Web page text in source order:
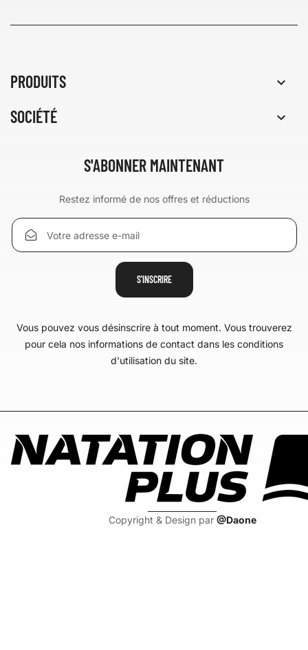
PRODUITS 
SOCIÉTÉ 
S'ABONNER MAINTENANT
Restez informé de nos offres et réductions
Vous pouvez vous désinscrire à tout moment. Vous trouverez
pour cela nos informations de contact dans les conditions
d'utilisation du site.
Copyright & Design par @Daone